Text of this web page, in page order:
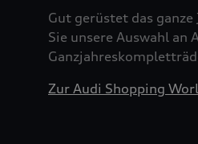
Gut gerüstet das ganze
Sie unsere Auswahl an
Zur Audi Shopping